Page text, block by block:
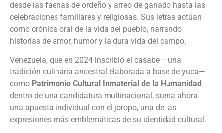
desde las faenas de ordeño y arreo de ganado hasta las
celebraciones familiares y religiosas. Sus letras actúan
como crónica oral de la vida del pueblo, narrando
historias de amor, humor y la dura vida del campo.
Venezuela, que en 2024 inscribió el casabe —una
tradición culinaria ancestral elaborada a base de yuca—
como Patrimonio Cultural Inmaterial de la Humanidad
dentro de una candidatura multinacional, suma ahora
una apuesta individual con el joropo, una de las
expresiones más emblemáticas de su identidad cultural.